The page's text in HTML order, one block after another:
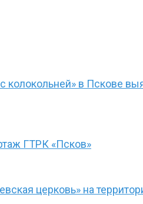
колокольней» в Пскове
ГТРК «Псков»
церковь» на